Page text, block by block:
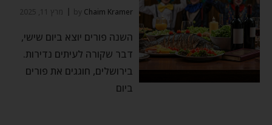
by Chaim Kramer מרץ 11, 2025
השנה פורים יוצא ביום שישי,
דבר שקורה לעיתים נדירות.
בירושלים, חוגגים את פורים
ביום